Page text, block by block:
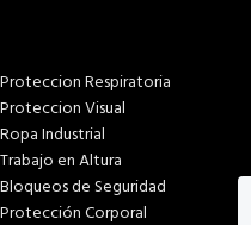
Proteccion Respiratoria
Proteccion Visual
Ropa Industrial
Trabajo en Altura
Bloqueos de Seguridad
Protección Corporal